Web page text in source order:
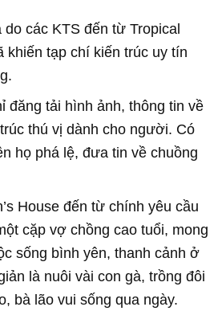
các KTS đến từ Tropical
khiến tạp chí kiến trúc uy tín
đăng tải hình ảnh, thông tin về
thú vị dành cho người. Có
họ phá lệ, đưa tin về chuồng
House đến từ chính yêu cầu
cặp vợ chồng cao tuổi, mong
sống bình yên, thanh cảnh ở
là nuôi vài con gà, trồng đôi
bà lão vui sống qua ngày.